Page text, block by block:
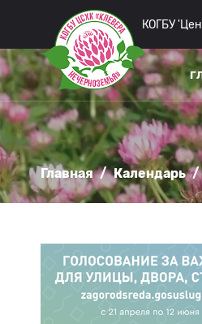
КОГБУ
Главная / Календарь /